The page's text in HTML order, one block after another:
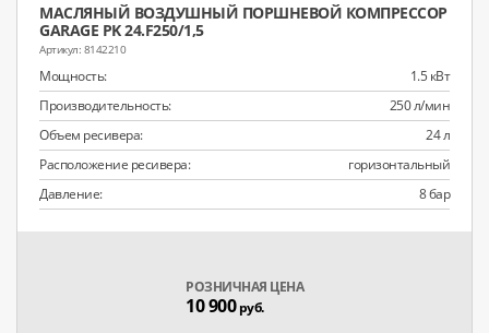
МАСЛЯНЫЙ ВОЗДУШНЫЙ ПОРШНЕВОЙ КОМПРЕССОР
GARAGE PK 24.F250/1,5
8142210
Мощность:
1.5 кВт
Производительность:
250 л/мин
Объем ресивера:
24 л
Расположение ресивера:
горизонтальный
Давление:
8 бар
РОЗНИЧНАЯ ЦЕНА
10 900руб.